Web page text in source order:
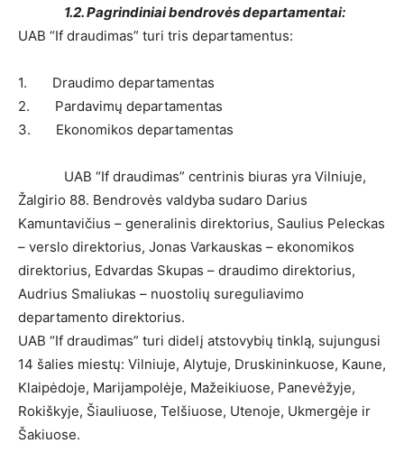
1.2. Pagrindiniai bendrovės departamentai:
UAB “If draudimas” turi tris departamentus:
1. Draudimo departamentas
2. Pardavimų departamentas
3. Ekonomikos departamentas
UAB “If draudimas” centrinis biuras yra Vilniuje,
Žalgirio 88. Bendrovės valdyba sudaro Darius
Kamuntavičius – generalinis direktorius, Saulius Peleckas
– verslo direktorius, Jonas Varkauskas – ekonomikos
direktorius, Edvardas Skupas – draudimo direktorius,
Audrius Smaliukas – nuostolių sureguliavimo
departamento direktorius.
UAB “If draudimas” turi didelį atstovybių tinklą, sujungusi
14 šalies miestų: Vilniuje, Alytuje, Druskininkuose, Kaune,
Klaipėdoje, Marijampolėje, Mažeikiuose, Panevėžyje,
Rokiškyje, Šiauliuose, Telšiuose, Utenoje, Ukmergėje ir
Šakiuose.